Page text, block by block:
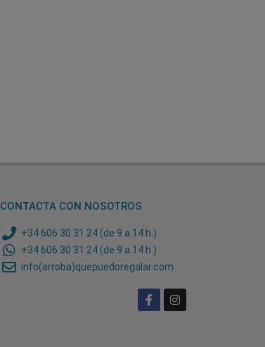
CONTACTA CON NOSOTROS
+34 606 30 31 24 (de 9 a 14 h.)
+34 606 30 31 24 (de 9 a 14 h.)
info(arroba)quepuedoregalar.com